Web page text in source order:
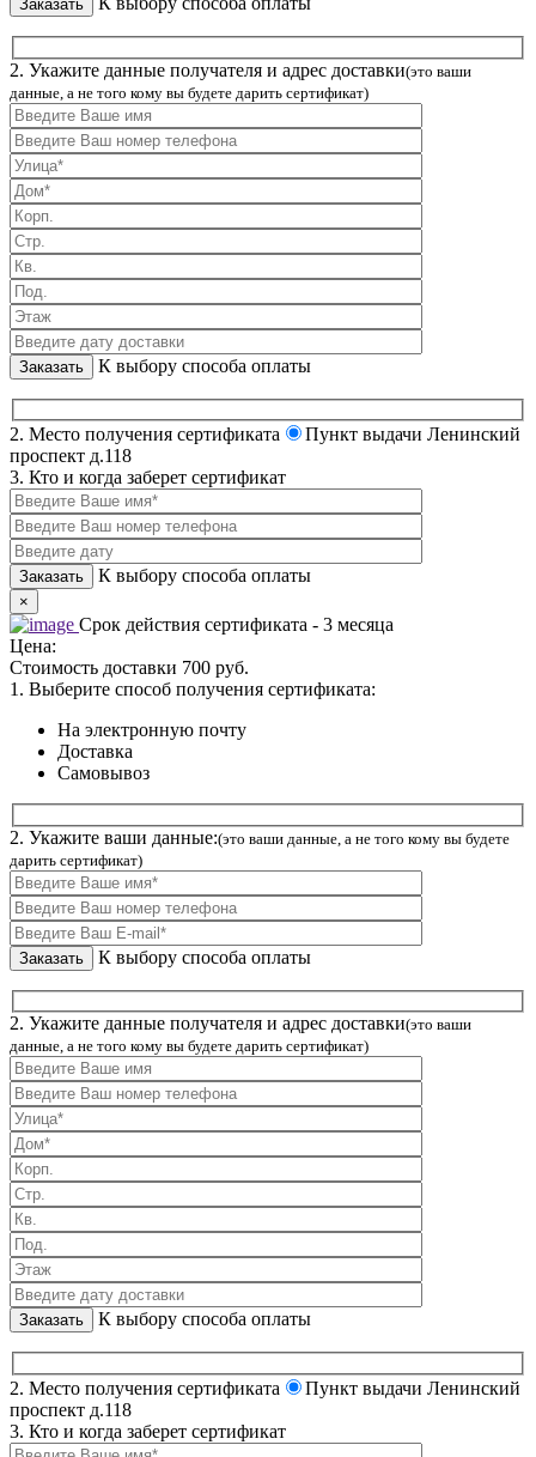
2. Укажите данные получателя и адрес доставки(это ваши
данные, а не того кому вы будете дарить сертификат)
К выбору способа оплаты
2. Место получения сертификата
Пункт выдачи Ленинский
проспект д.118
3. Кто и когда заберет сертификат
К выбору способа оплаты
×
Срок действия сертификата - 3 месяца
Цена:
Стоимость доставки 700 руб.
1. Выберите способ получения сертификата:
На электронную почту
Доставка
Самовывоз
2. Укажите ваши данные:(это ваши данные, а не того кому вы будете
дарить сертификат)
К выбору способа оплаты
2. Укажите данные получателя и адрес доставки(это ваши
данные, а не того кому вы будете дарить сертификат)
К выбору способа оплаты
2. Место получения сертификата
Пункт выдачи Ленинский
проспект д.118
3. Кто и когда заберет сертификат